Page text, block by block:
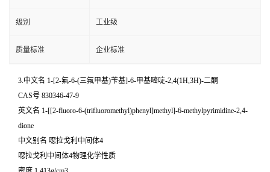
级别 工业级
质量标准 企业标准
3.中文名 1-[2-氟-6-(三氟甲基)苄基]-6-甲基嘧啶-2,4(1H,3H)-二酮
CAS号 830346-47-9
英文名 1-[[2-fluoro-6-(trifluoromethyl)phenyl]methyl]-6-methylpyrimidine-2,4-
dione
中文别名 噁拉戈利中间体4
噁拉戈利中间体4物理化学性质